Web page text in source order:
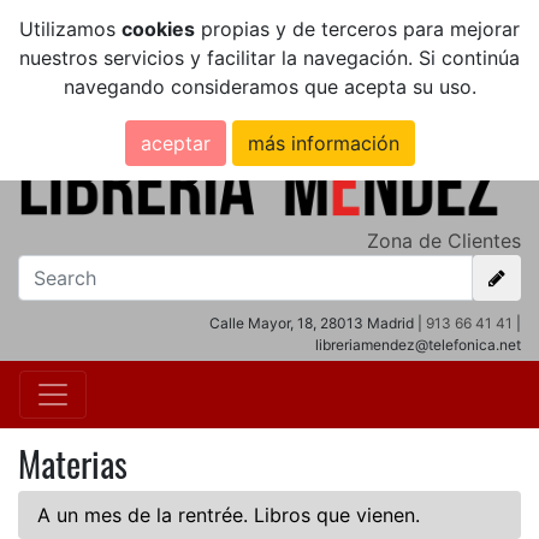
Utilizamos cookies propias y de terceros para mejorar
nuestros servicios y facilitar la navegación. Si continúa
navegando consideramos que acepta su uso.
aceptar más información
Zona de Clientes
Calle Mayor, 18, 28013 Madrid | 913 66 41 41
libreriamendez@telefonica.net
Materias
A un mes de la rentrée. Libros que vienen.